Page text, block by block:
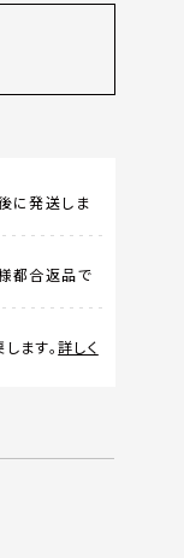
に発送しま
都合返品で
ます。詳しく